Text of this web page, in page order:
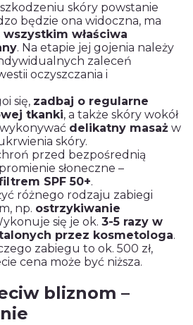
skóry powstanie
będzie ona widoczna, ma
właściwa
. Na etapie jej gojenia należy
zaleceń
oczyszczania i
się, zadbaj o regularne
tkanki, a także skóry wokół
delikatny masaż w
skóry.
przed bezpośrednią
słoneczne –
SPF 50+.
różnego rodzaju zabiegi
np. ostrzykiwanie
się je ok. 3-5 razy w
przez kosmetologa.
zabiegu to ok. 500 zł,
cena może być niższa.
bliznom –